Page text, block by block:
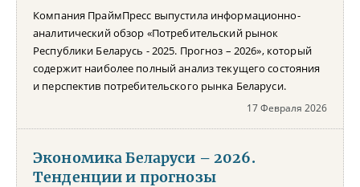
Компания ПраймПресс выпустила информационно-
аналитический обзор «Потребительский рынок
Республики Беларусь - 2025. Прогноз – 2026», который
содержит наиболее полный анализ текущего состояния
и перспектив потребительского рынка Беларуси.
17 Февраля 2026
Экономика Беларуси – 2026.
Тенденции и прогнозы